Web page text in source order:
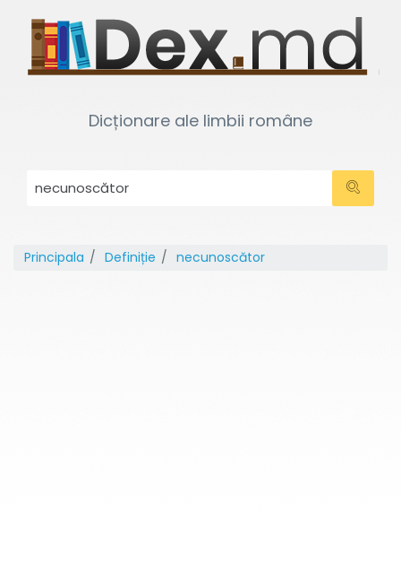
Dicționare ale limbii române
Principala Definiție necunoscător